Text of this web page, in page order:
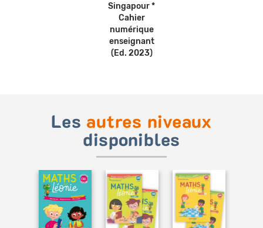
Singapour *
Cahier
numérique
enseignant
(Ed. 2023)
Les autres niveaux
disponibles